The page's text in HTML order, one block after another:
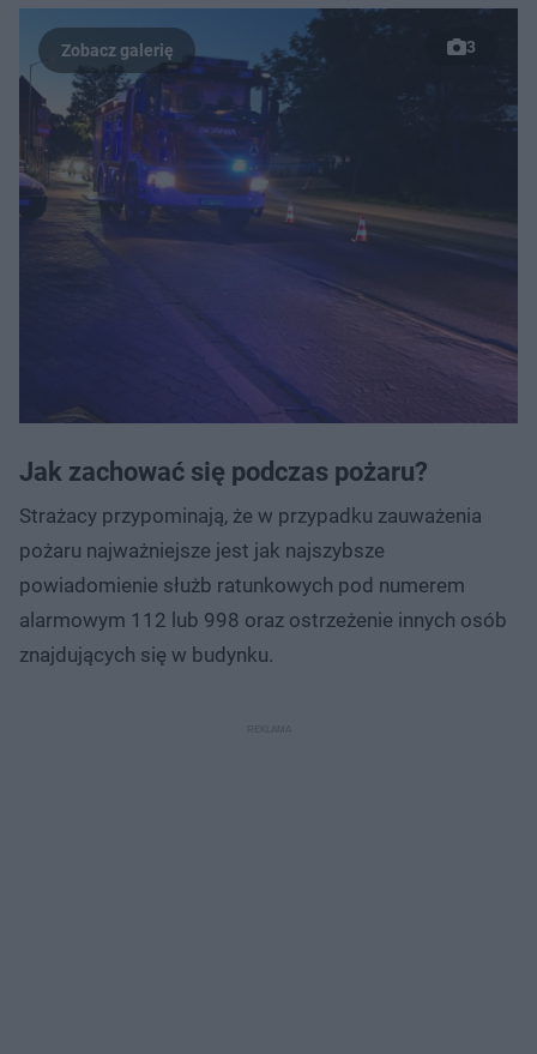
3
Jak zachować się podczas pożaru?
Strażacy przypominają, że w przypadku zauważenia
pożaru najważniejsze jest jak najszybsze
powiadomienie służb ratunkowych pod numerem
alarmowym 112 lub 998 oraz ostrzeżenie innych osób
znajdujących się w budynku.